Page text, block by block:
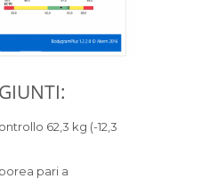
62,3 kg (-12,3
pari a